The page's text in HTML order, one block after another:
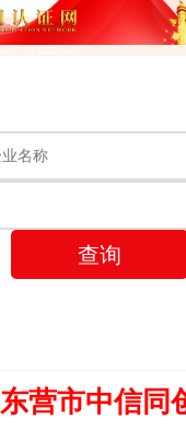
查询
东营市中信同